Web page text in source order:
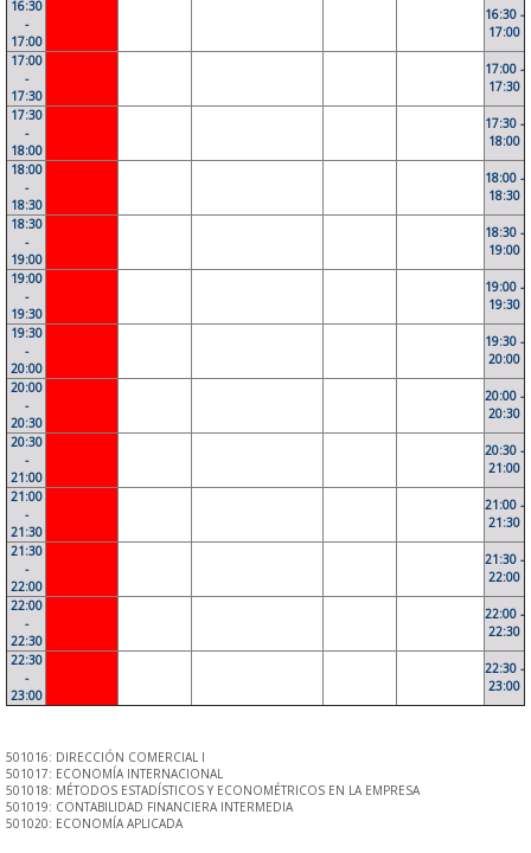
16:30
-
17:00
16:30 -
17:00
17:00
-
17:30
17:00 -
17:30
17:30
-
18:00
17:30 -
18:00
18:00
-
18:30
18:00 -
18:30
18:30
-
19:00
18:30 -
19:00
19:00
-
19:30
19:00 -
19:30
19:30
-
20:00
19:30 -
20:00
20:00
-
20:30
20:00 -
20:30
20:30
-
21:00
20:30 -
21:00
21:00
-
21:30
21:00 -
21:30
21:30
-
22:00
21:30 -
22:00
22:00
-
22:30
22:00 -
22:30
22:30
-
23:00
22:30 -
23:00
501016: DIRECCIÓN COMERCIAL I
501017: ECONOMÍA INTERNACIONAL
501018: MÉTODOS ESTADÍSTICOS Y ECONOMÉTRICOS EN LA EMPRESA
501019: CONTABILIDAD FINANCIERA INTERMEDIA
501020: ECONOMÍA APLICADA